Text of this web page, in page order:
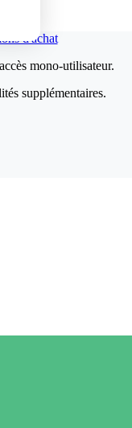
d'achat
mono-utilisateur.
supplémentaires.